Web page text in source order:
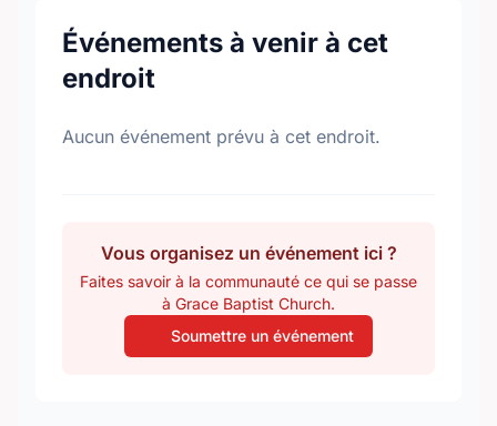
Événements à venir à cet
endroit
Aucun événement prévu à cet endroit.
Vous organisez un événement ici ?
Faites savoir à la communauté ce qui se passe
à Grace Baptist Church.
Soumettre un événement